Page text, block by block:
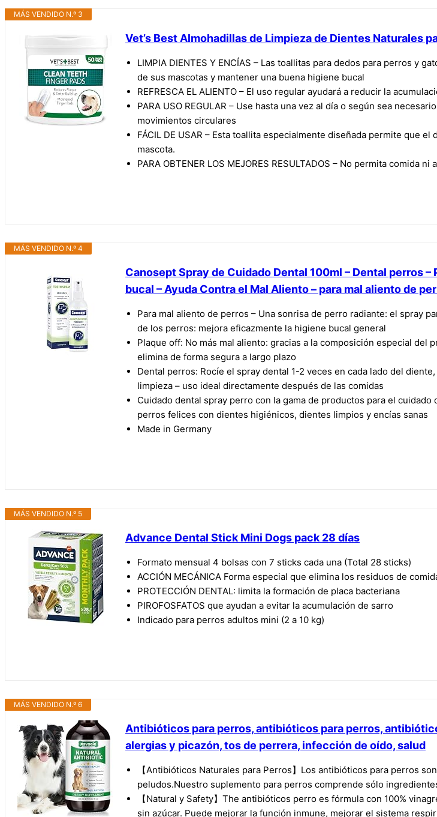
MÁS VENDIDO N.º 3
Vet’s Best Almohadillas de Limpieza de Dientes Naturales
LIMPIA DIENTES Y ENCÍAS – Las toallitas para dedos para perros y
de sus mascotas y mantener una buena higiene bucal
REFRESCA EL ALIENTO – El uso regular ayudará a reducir la
PARA USO REGULAR – Use hasta una vez al día o según sea
movimientos circulares
FÁCIL DE USAR – Esta toallita especialmente diseñada permite que
mascota.
PARA OBTENER LOS MEJORES RESULTADOS – No permita comida
MÁS VENDIDO N.º 4
Canosept Spray de Cuidado Dental 100ml – Dental perros
bucal – Ayuda Contra el Mal Aliento – para mal aliento de
Para mal aliento de perros – Una sonrisa de perro radiante: el spray
de los perros: mejora eficazmente la higiene bucal general
Plaque off: No más mal aliento: gracias a la composición especial
elimina de forma segura a largo plazo
Dental perros: Rocíe el spray dental 1-2 veces en cada lado del
limpieza – uso ideal directamente después de las comidas
Cuidado dental spray perro con la gama de productos para el
perros felices con dientes higiénicos, dientes limpios y encías sanas
Made in Germany
MÁS VENDIDO N.º 5
Advance Dental Stick Mini Dogs pack 28 días
Formato mensual 4 bolsas con 7 sticks cada una (Total 28 sticks)
ACCIÓN MECÁNICA Forma especial que elimina los residuos de
PROTECCIÓN DENTAL: limita la formación de placa bacteriana
PIROFOSFATOS que ayudan a evitar la acumulación de sarro
Indicado para perros adultos mini (2 a 10 kg)
MÁS VENDIDO N.º 6
Antibióticos para perros, antibióticos para perros,
alergias y picazón, tos de perrera, infección de oído, salud
【Antibióticos Naturales para Perros】Los antibióticos para perros
peludos.Nuestro suplemento para perros comprende sólo
【Natural y Safety】The antibióticos perro es fórmula con 100%
sin azúcar. Puede mejorar la función inmune, mejorar el sistema